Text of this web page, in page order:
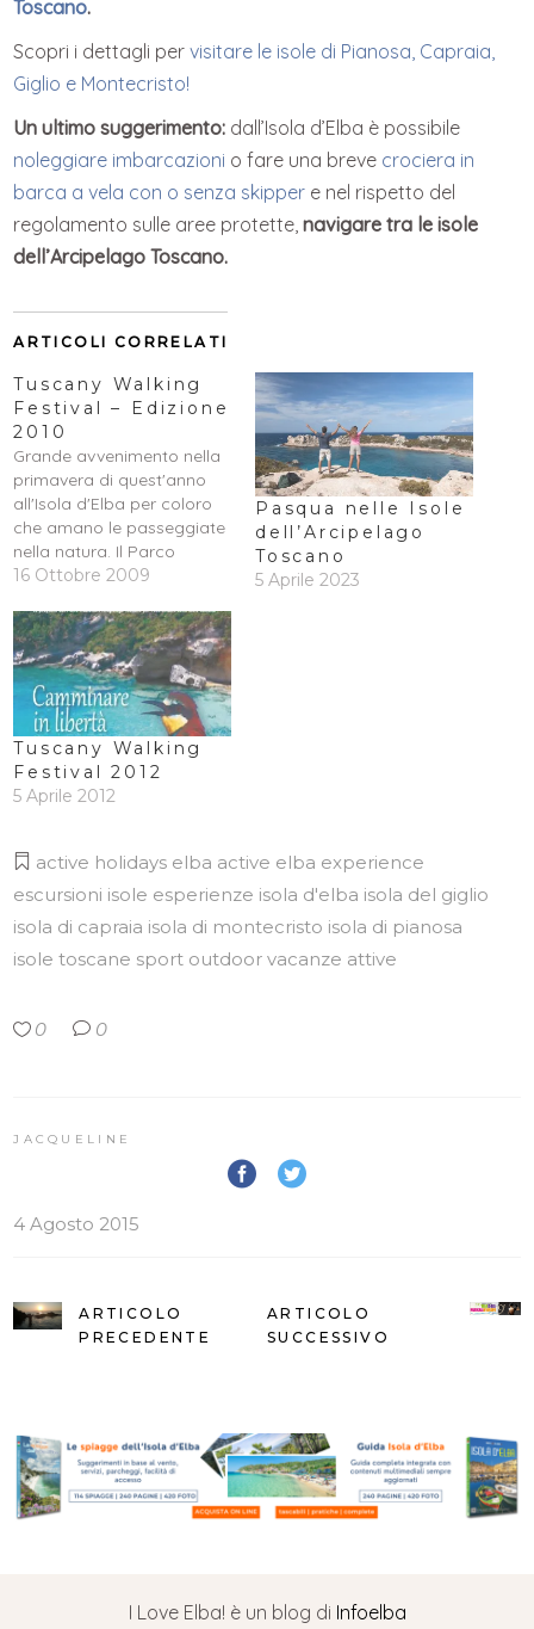
Toscano.
Scopri i dettagli pervisitare le isole di Pianosa, Capraia,
Giglio e Montecristo!
Un ultimo suggerimento: dall’Isola d’Elba è possibile
noleggiare imbarcazioni o fare una breve crociera in
barca a vela con o senza skipper e nel rispetto del
regolamento sulle aree protette,navigare tra le isole
dell’Arcipelago Toscano.
ARTICOLI CORRELATI
Tuscany Walking
Festival – Edizione
2010
Grande avvenimento nella
primavera di quest'anno
all'Isola d'Elba per coloro
che amano le passeggiate
nella natura. Il Parco
Nazionale dell'Arcipelago
della Costa Toscana (il
parco Regionale della
Maremma, il parco di
Migliarino - San Rossore e
Massaciuccoli, il Parco
delle Alpi Apuane, il parco
Provinciale…
16 Ottobre 2009
Pasqua nelle Isole
dell’Arcipelago
Toscano
5 Aprile 2023
Tuscany Walking
Festival 2012
5 Aprile 2012
active holidays elba active elba experience
escursioni isole esperienze isola d'elba isola del giglio
isola di capraia isola di montecristo isola di pianosa
isole toscane sport outdoor vacanze attive
0 0
JACQUELINE
4 Agosto 2015
ARTICOLO
PRECEDENTE
ARTICOLO
SUCCESSIVO
I Love Elba! è un blog di Infoelba